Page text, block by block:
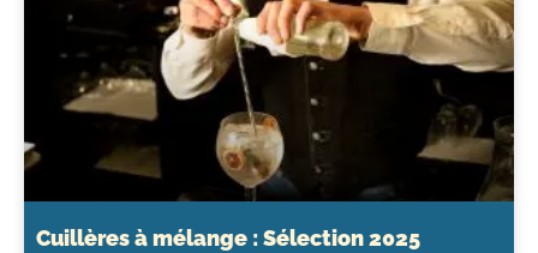
Cuillères à mélange : Sélection 2025